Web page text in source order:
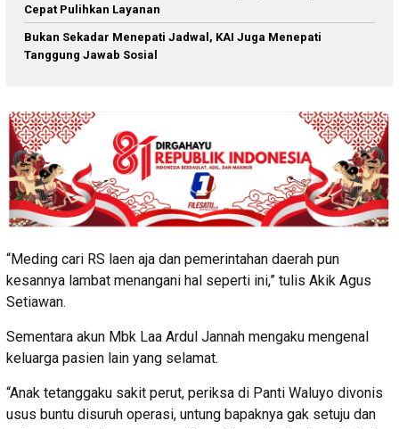
Cepat Pulihkan Layanan
Bukan Sekadar Menepati Jadwal, KAI Juga Menepati
Tanggung Jawab Sosial
“Meding cari RS laen aja dan pemerintahan daerah pun
kesannya lambat menangani hal seperti ini,” tulis Akik Agus
Setiawan.
Sementara akun Mbk Laa Ardul Jannah mengaku mengenal
keluarga pasien lain yang selamat.
“Anak tetanggaku sakit perut, periksa di Panti Waluyo divonis
usus buntu disuruh operasi, untung bapaknya gak setuju dan